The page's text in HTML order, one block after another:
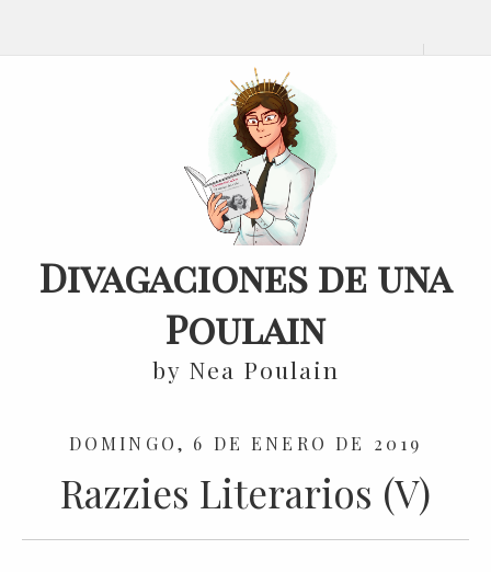
Divagaciones de una
Poulain
by Nea Poulain
DOMINGO, 6 DE ENERO DE 2019
Razzies Literarios (V)